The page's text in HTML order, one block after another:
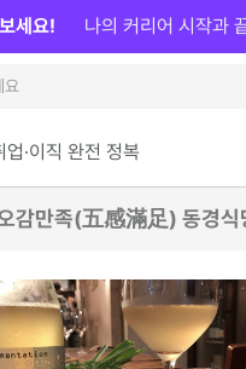
업·이직 완전 정복
세요! 나의 커리어 시작과
감만족(五感滿足) 동경